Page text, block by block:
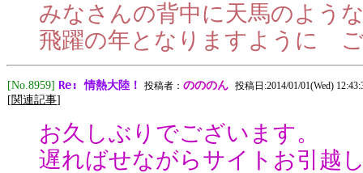
みなさんの背中に天馬のよう
飛躍の年となりますように
[No.8959] Re: 情熱大陸！ 投稿者： のののん 投稿日:2014/01/01(Wed)
[関連記事]
お久しぶりでございます。
遅ればせながらサイトお引越